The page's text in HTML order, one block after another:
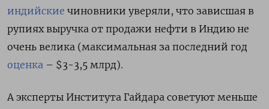
индийские чиновники уверяли, что зависшая в
рупиях выручка от продажи нефти в Индию не
очень велика (максимальная за последний год
оценка – $3-3,5 млрд).
А эксперты Института Гайдара советуют меньше